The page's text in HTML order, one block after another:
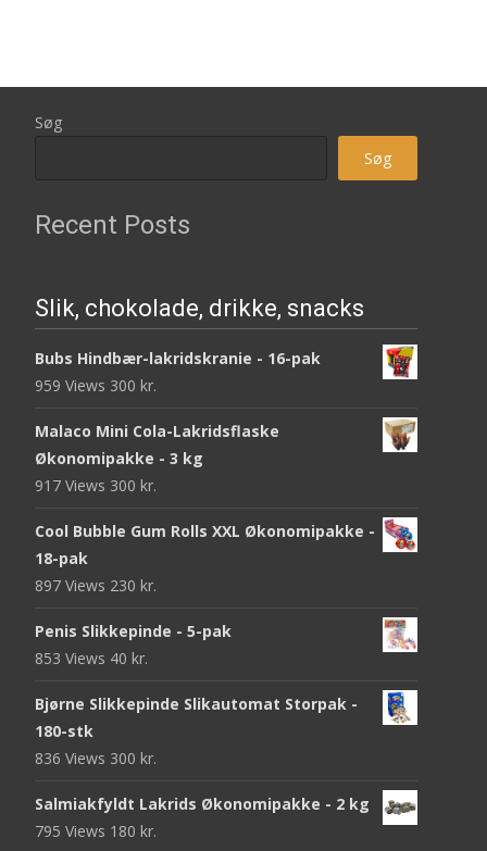
Søg
Søg
Recent Posts
Slik, chokolade, drikke, snacks
Bubs Hindbær-lakridskranie - 16-pak
959 Views 300 kr.
Malaco Mini Cola-Lakridsflaske
Økonomipakke - 3 kg
917 Views 300 kr.
Cool Bubble Gum Rolls XXL Økonomipakke -
18-pak
897 Views 230 kr.
Penis Slikkepinde - 5-pak
853 Views 40 kr.
Bjørne Slikkepinde Slikautomat Storpak -
180-stk
836 Views 300 kr.
Salmiakfyldt Lakrids Økonomipakke - 2 kg
795 Views 180 kr.